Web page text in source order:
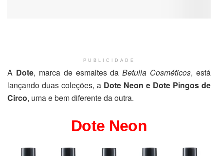
PUBLICIDADE
A Dote, marca de esmaltes daBetulla Cosméticos, está
lançando duas coleções, a Dote Neon e Dote Pingos de
Circo, uma e bem diferente da outra.
Dote Neon